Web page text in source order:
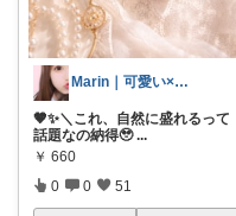
Marin｜可愛い×ブランド美容
🤎✨＼これ、自然に盛れるって
話題なの納得🥹 ...
￥ 660
0 0 51